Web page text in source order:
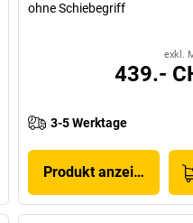
ohne Schiebegriff
exkl.
439.-
3-5 Werktage
Produkt anzeigen